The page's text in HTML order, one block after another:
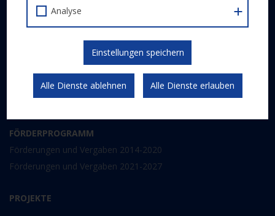
DER EUROPÄISCHE SOZIALFONDS PLUS
Abwicklung
Gesetzlicher Rahmen
ESF 2014-2020
FÖRDERPROGRAMM
Förderungen und Vergaben 2014-2020
Förderungen und Vergaben 2021-2027
PROJEKTE
Analyse
Einstellungen speichern
Alle Dienste ablehnen Alle Dienste erlauben